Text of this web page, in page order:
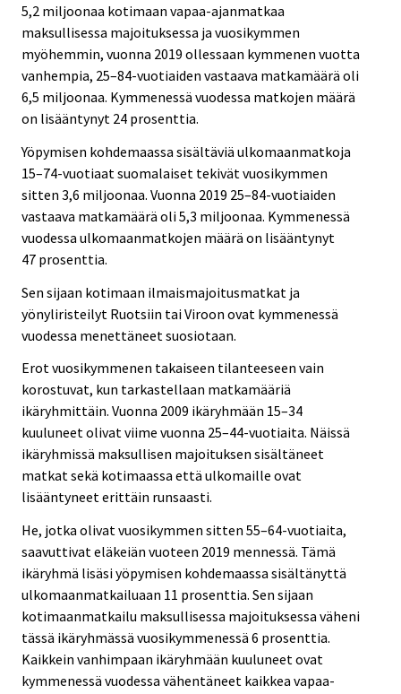
5,2 miljoonaa kotimaan vapaa-ajanmatkaa
maksullisessa majoituksessa ja vuosikymmen
myöhemmin, vuonna 2019 ollessaan kymmenen vuotta
vanhempia, 25–84-vuotiaiden vastaava matkamäärä oli
6,5 miljoonaa. Kymmenessä vuodessa matkojen määrä
on lisääntynyt 24 prosenttia.
Yöpymisen kohdemaassa sisältäviä ulkomaanmatkoja
15–74-vuotiaat suomalaiset tekivät vuosikymmen
sitten 3,6 miljoonaa. Vuonna 2019 25–84-vuotiaiden
vastaava matkamäärä oli 5,3 miljoonaa. Kymmenessä
vuodessa ulkomaanmatkojen määrä on lisääntynyt
47 prosenttia.
Sen sijaan kotimaan ilmaismajoitusmatkat ja
yönyliristeilyt Ruotsiin tai Viroon ovat kymmenessä
vuodessa menettäneet suosiotaan.
Erot vuosikymmenen takaiseen tilanteeseen vain
korostuvat, kun tarkastellaan matkamääriä
ikäryhmittäin. Vuonna 2009 ikäryhmään 15–34
kuuluneet olivat viime vuonna 25–44-vuotiaita. Näissä
ikäryhmissä maksullisen majoituksen sisältäneet
matkat sekä kotimaassa että ulkomaille ovat
lisääntyneet erittäin runsaasti.
He, jotka olivat vuosikymmen sitten 55–64-vuotiaita,
saavuttivat eläkeiän vuoteen 2019 mennessä. Tämä
ikäryhmä lisäsi yöpymisen kohdemaassa sisältänyttä
ulkomaanmatkailuaan 11 prosenttia. Sen sijaan
kotimaanmatkailu maksullisessa majoituksessa väheni
tässä ikäryhmässä vuosikymmenessä 6 prosenttia.
Kaikkein vanhimpaan ikäryhmään kuuluneet ovat
kymmenessä vuodessa vähentäneet kaikkea vapaa-